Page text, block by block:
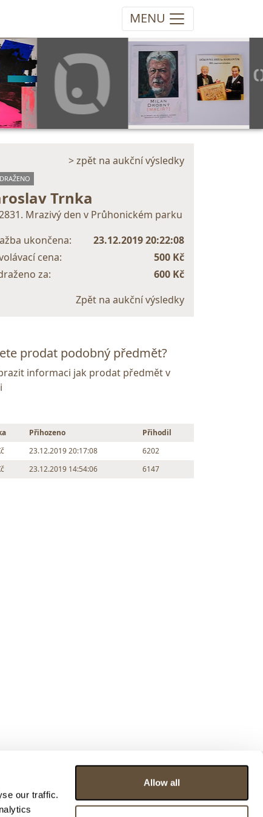
our traffic.
Allow all
MENU
> zpět na aukční výsledky
Trnka
Mrazivý den v Průhonickém parku
ukončena:
23.12.2019 20:22:08
cena:
500 Kč
za:
600 Kč
Zpět na aukční výsledky
prodat podobný předmět?
informaci jak prodat předmět v
Přihozeno
Přihodil
23.12.2019 20:17:08
6202
23.12.2019 14:54:06 6147